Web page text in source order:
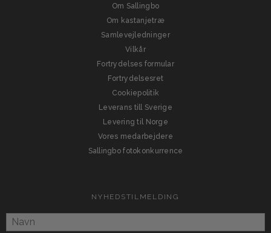
Om Sallingbo
Om kastanjetræ
Samlevejledninger
Vilkår
Fortrydelses formular
Fortrydelsesret
Cookiepolitik
Leverans till Sverige
Levering til Norge
Vores medarbejdere
Sallingbo fotokonkurrence
NYHEDSTILMELDING